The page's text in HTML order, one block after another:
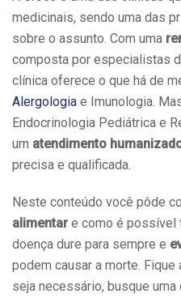
medicinais, sendo uma das
sobre o assunto. Com uma
composta por especialistas
clínica oferece o que há de
Alergologia e Imunologia.
Endocrinologia Pediátrica e
um atendimento
precisa e qualificada.
Neste conteúdo você pôde
alimentare como é possível
doença dure para sempre e
podem causar a morte.
seja necessário, busque